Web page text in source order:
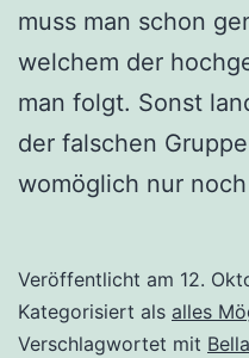
muss man schon
welchem der
man folgt. Sonst
der falschen
womöglich nur
Veröffentlicht am 12.
Kategorisiert als alles
Verschlagwortet mit